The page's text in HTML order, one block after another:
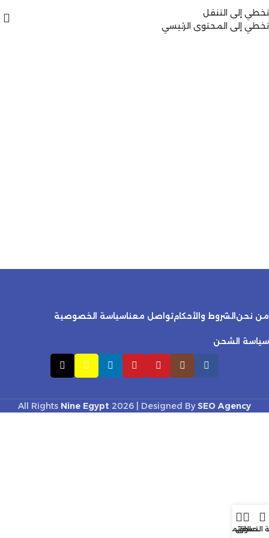
تخطي إلى التنقل
تخطي إلى المحتوى الرئيسي
من نحن الشروط والأحكامتواصل معناسياسة الخصوصية
سياسة الشحن
All Rights Nine Egypt 2026 | Designed BySEO Agency
التسوق
حسابي
القائمة